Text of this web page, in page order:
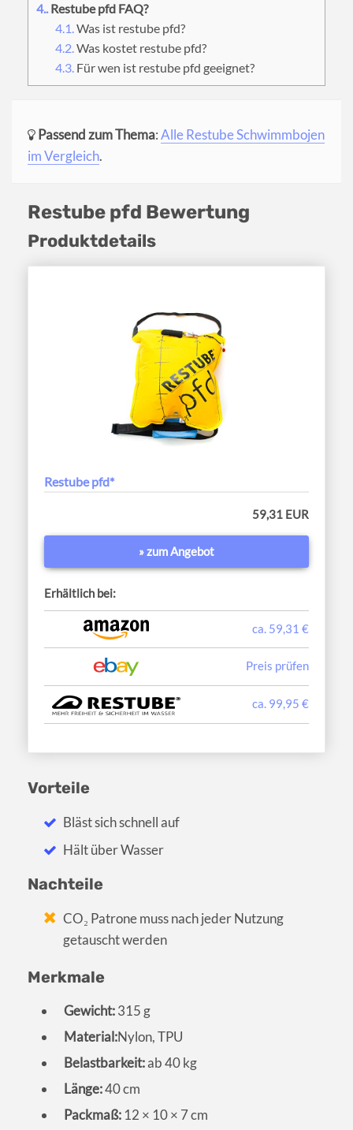
4.Restube pfd FAQ?
4.1.Was ist restube pfd?
4.2.Was kostet restube pfd?
4.3. Für wen ist restube pfd geeignet?
Passend zum Thema:Alle Restube Schwimmbojen
im Vergleich.
Restube pfd Bewertung
Produktdetails
Restube pfd*
59,31 EUR
» zum Angebot
Erhältlich bei:
ca. 59,31 €
Preis prüfen
ca. 99,95 €
Vorteile
Bläst sich schnell auf
Hält über Wasser
Nachteile
CO₂ Patrone muss nach jeder Nutzung
getauscht werden
Merkmale
Gewicht:315 g
Material:Nylon, TPU
Belastbarkeit:ab 40 kg
Länge:40 cm
Packmaß: 12 × 10 × 7 cm